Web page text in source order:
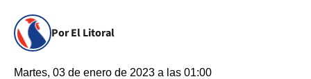
Por El Litoral
Martes, 03 de enero de 2023 a las 01:00